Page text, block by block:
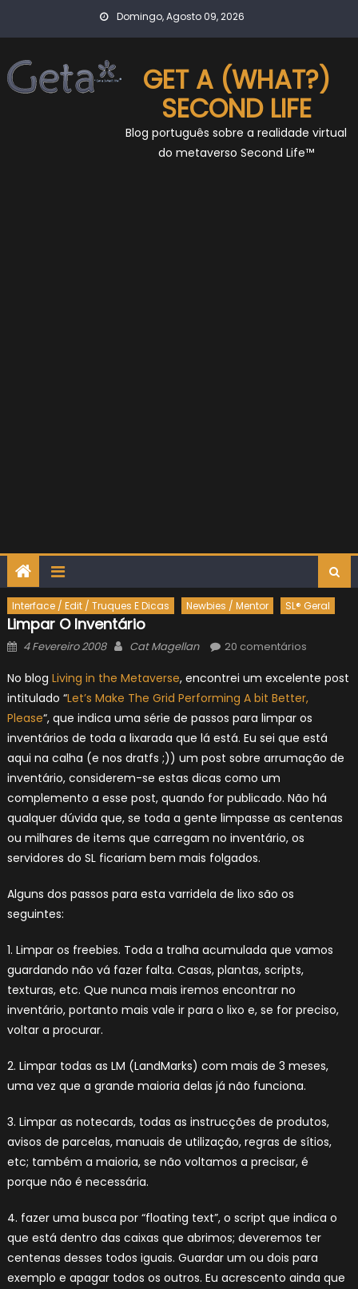
Domingo, Agosto 09, 2026
GET A (WHAT?)
SECOND LIFE
Blog português sobre a realidade virtual
do metaverso Second Life™
Interface / Edit / Truques E Dicas Newbies / Mentor SL® Geral
Limpar O Inventário
Posted
4 Fevereiro 2008 Author
Cat Magellan 20 comentários
No blog Living in the Metaverse, encontrei um excelente post
intitulado “Let’s Make The Grid Performing A bit Better,
Please“, que indica uma série de passos para limpar os
inventários de toda a lixarada que lá está. Eu sei que está
aqui na calha (e nos dratfs ;)) um post sobre arrumação de
inventário, considerem-se estas dicas como um
complemento a esse post, quando for publicado. Não há
qualquer dúvida que, se toda a gente limpasse as centenas
ou milhares de items que carregam no inventário, os
servidores do SL ficariam bem mais folgados.
Alguns dos passos para esta varridela de lixo são os
seguintes:
1. Limpar os freebies. Toda a tralha acumulada que vamos
guardando não vá fazer falta. Casas, plantas, scripts,
texturas, etc. Que nunca mais iremos encontrar no
inventário, portanto mais vale ir para o lixo e, se for preciso,
voltar a procurar.
2. Limpar todas as LM (LandMarks) com mais de 3 meses,
uma vez que a grande maioria delas já não funciona.
3. Limpar as notecards, todas as instrucções de produtos,
avisos de parcelas, manuais de utilização, regras de sítios,
etc; também a maioria, se não voltamos a precisar, é
porque não é necessária.
4. fazer uma busca por “floating text”, o script que indica o
que está dentro das caixas que abrimos; deveremos ter
centenas desses todos iguais. Guardar um ou dois para
exemplo e apagar todos os outros. Eu acrescento ainda que